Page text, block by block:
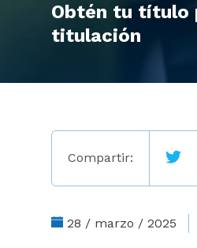
Obtén tu título
titulación
Compartir:
28 / marzo / 2025